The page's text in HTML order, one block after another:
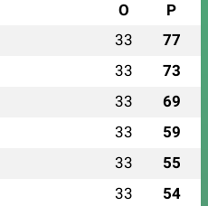
O P
33 77
33 73
33 69
33 59
33 55
33 54